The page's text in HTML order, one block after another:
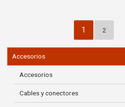
Accesorios
Accesorios
Cables y conectores
1 2